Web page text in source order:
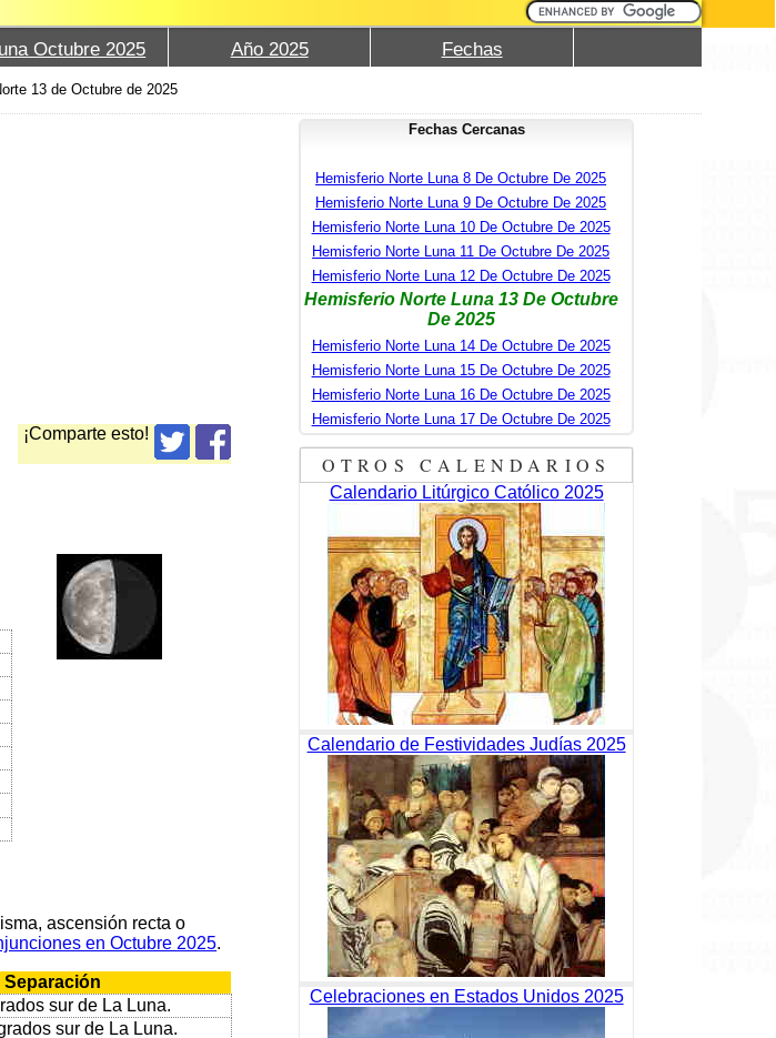
Octubre 2025 Año 2025 Fechas
13 de Octubre de 2025
¡Comparte esto!
ascensión recta o
en Octubre 2025.
Separación
sur de La Luna.
sur de La Luna.
Fechas Cercanas
Hemisferio Norte Luna 8 De Octubre De 2025
Hemisferio Norte Luna 9 De Octubre De 2025
Hemisferio Norte Luna 10 De Octubre De 2025
Hemisferio Norte Luna 11 De Octubre De 2025
Hemisferio Norte Luna 12 De Octubre De 2025
Hemisferio Norte Luna 13 De Octubre
De 2025
Hemisferio Norte Luna 14 De Octubre De 2025
Hemisferio Norte Luna 15 De Octubre De 2025
Hemisferio Norte Luna 16 De Octubre De 2025
Hemisferio Norte Luna 17 De Octubre De 2025
OTROS CALENDARIOS
Calendario Litúrgico Católico 2025
Calendario de Festividades Judías 2025
Celebraciones en Estados Unidos 2025